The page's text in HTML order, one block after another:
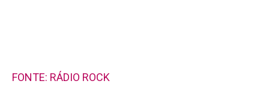
FONTE: RÁDIO ROCK